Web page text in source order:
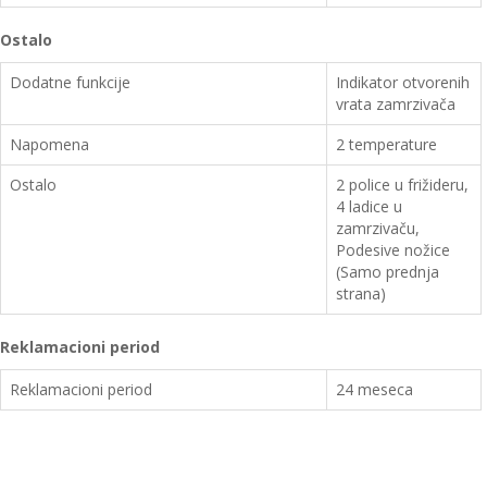
Ostalo
Dodatne funkcije
Indikator otvorenih
vrata zamrzivača
Napomena
2 temperature
Ostalo
2 police u frižideru,
4 ladice u
zamrzivaču,
Podesive nožice
(Samo prednja
strana)
Reklamacioni period
Reklamacioni period 24 meseca